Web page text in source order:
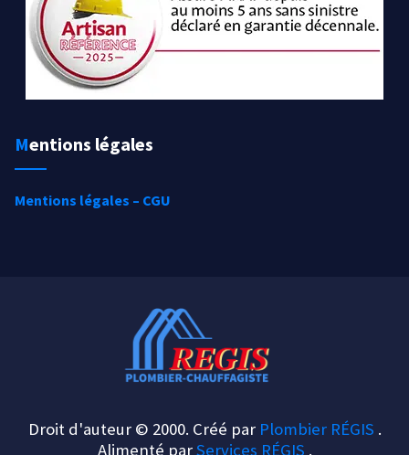
Mentions légales
Mentions légales – CGU
Droit d'auteur © 2000. Créé par Plombier RÉGIS .
Alimenté parServices RÉGIS .